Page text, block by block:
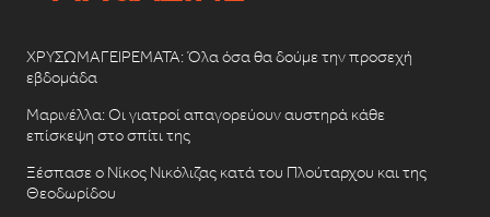
ΧΡΥΣΩΜΑΓΕΙΡΕΜΑΤΑ: Όλα όσα θα δούμε την προσεχή
εβδομάδα
Μαρινέλλα: Οι γιατροί απαγορεύουν αυστηρά κάθε
επίσκεψη στο σπίτι της
Ξέσπασε ο Νίκος Νικόλιζας κατά του Πλούταρχου και της
Θεοδωρίδου